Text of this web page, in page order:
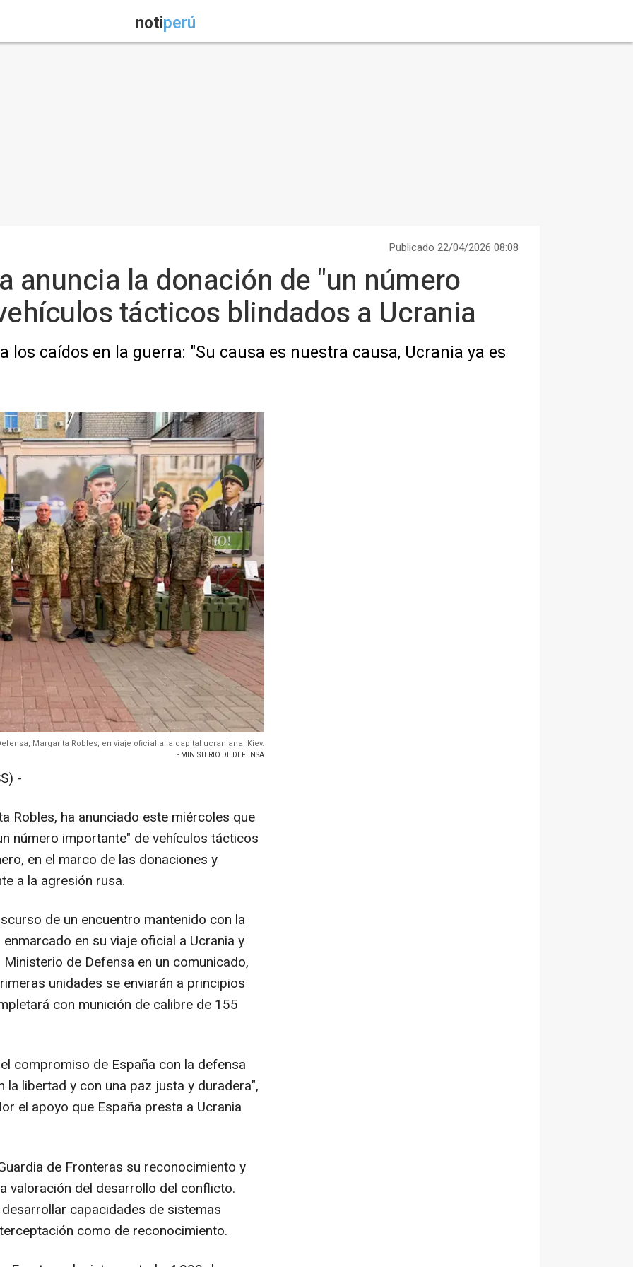
notiperú
Publicado 22/04/2026 08:08
anuncia la donación de "un número
tácticos blindados a Ucrania
los caídos en la guerra: "Su causa es nuestra causa, Ucrania ya es
Margarita Robles, en viaje oficial a la capital ucraniana, Kiev.
- MINISTERIO DE DEFENSA
-
Robles, ha anunciado este miércoles que
número importante" de vehículos tácticos
en el marco de las donaciones y
a la agresión rusa.
de un encuentro mantenido con la
en su viaje oficial a Ucrania y
de Defensa en un comunicado,
unidades se enviarán a principios
con munición de calibre de 155
compromiso de España con la defensa
libertad y con una paz justa y duradera",
el apoyo que España presta a Ucrania
de Fronteras su reconocimiento y
valoración del desarrollo del conflicto.
capacidades de sistemas
como de reconocimiento.